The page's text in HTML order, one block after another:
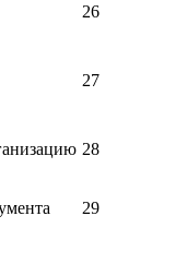
26
27
28
29